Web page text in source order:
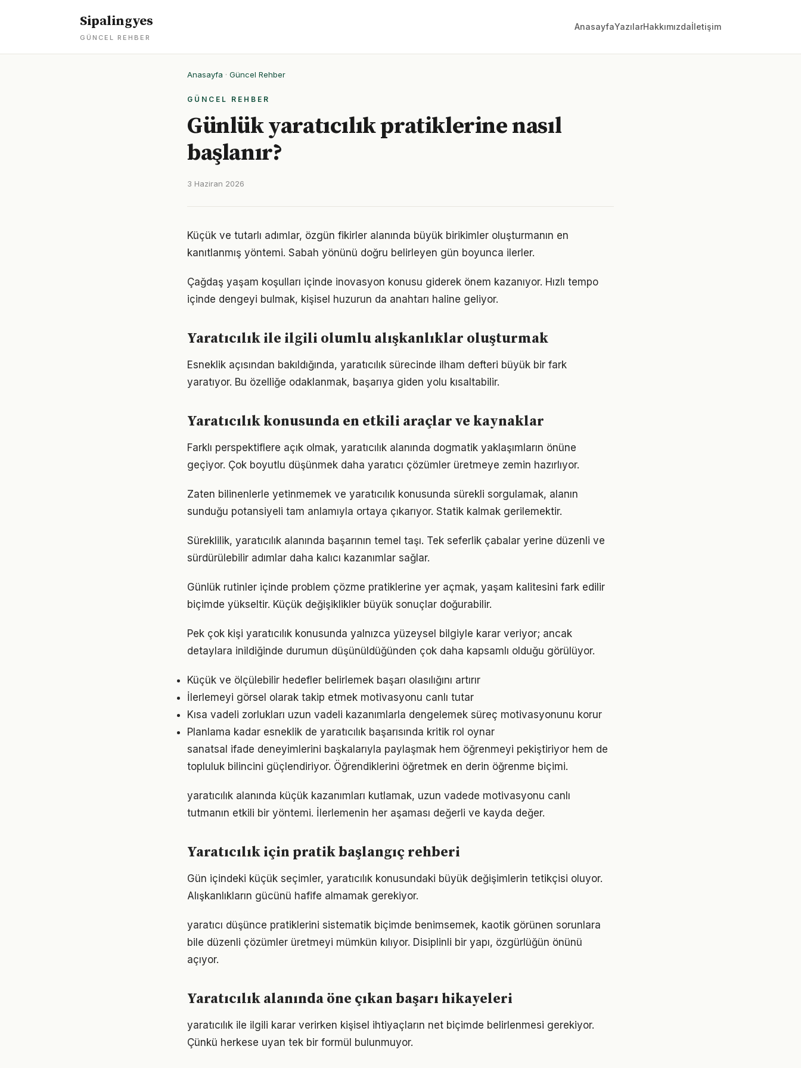
Sipalingyes
GÜNCEL REHBER
AnasayfaYazılarHakkımızdaİletişim
Anasayfa · Güncel Rehber
GÜNCEL REHBER
Günlük yaratıcılık pratiklerine nasıl
başlanır?
3 Haziran 2026
Küçük ve tutarlı adımlar, özgün fikirler alanında büyük birikimler oluşturmanın en
kanıtlanmış yöntemi. Sabah yönünü doğru belirleyen gün boyunca ilerler.
Çağdaş yaşam koşulları içinde inovasyon konusu giderek önem kazanıyor. Hızlı tempo
içinde dengeyi bulmak, kişisel huzurun da anahtarı haline geliyor.
Yaratıcılık ile ilgili olumlu alışkanlıklar oluşturmak
Esneklik açısından bakıldığında, yaratıcılık sürecinde ilham defteri büyük bir fark
yaratıyor. Bu özelliğe odaklanmak, başarıya giden yolu kısaltabilir.
Yaratıcılık konusunda en etkili araçlar ve kaynaklar
Farklı perspektiflere açık olmak, yaratıcılık alanında dogmatik yaklaşımların önüne
geçiyor. Çok boyutlu düşünmek daha yaratıcı çözümler üretmeye zemin hazırlıyor.
Zaten bilinenlerle yetinmemek ve yaratıcılık konusunda sürekli sorgulamak, alanın
sunduğu potansiyeli tam anlamıyla ortaya çıkarıyor. Statik kalmak gerilemektir.
Süreklilik, yaratıcılık alanında başarının temel taşı. Tek seferlik çabalar yerine düzenli ve
sürdürülebilir adımlar daha kalıcı kazanımlar sağlar.
Günlük rutinler içinde problem çözme pratiklerine yer açmak, yaşam kalitesini fark edilir
biçimde yükseltir. Küçük değişiklikler büyük sonuçlar doğurabilir.
Pek çok kişi yaratıcılık konusunda yalnızca yüzeysel bilgiyle karar veriyor; ancak
detaylara inildiğinde durumun düşünüldüğünden çok daha kapsamlı olduğu görülüyor.
Küçük ve ölçülebilir hedefler belirlemek başarı olasılığını artırır
İlerlemeyi görsel olarak takip etmek motivasyonu canlı tutar
Kısa vadeli zorlukları uzun vadeli kazanımlarla dengelemek süreç motivasyonunu korur
Planlama kadar esneklik de yaratıcılık başarısında kritik rol oynar
sanatsal ifade deneyimlerini başkalarıyla paylaşmak hem öğrenmeyi pekiştiriyor hem de
topluluk bilincini güçlendiriyor. Öğrendiklerini öğretmek en derin öğrenme biçimi.
yaratıcılık alanında küçük kazanımları kutlamak, uzun vadede motivasyonu canlı
tutmanın etkili bir yöntemi. İlerlemenin her aşaması değerli ve kayda değer.
Yaratıcılık için pratik başlangıç rehberi
Gün içindeki küçük seçimler, yaratıcılık konusundaki büyük değişimlerin tetikçisi oluyor.
Alışkanlıkların gücünü hafife almamak gerekiyor.
yaratıcı düşünce pratiklerini sistematik biçimde benimsemek, kaotik görünen sorunlara
bile düzenli çözümler üretmeyi mümkün kılıyor. Disiplinli bir yapı, özgürlüğün önünü
açıyor.
Yaratıcılık alanında öne çıkan başarı hikayeleri
yaratıcılık ile ilgili karar verirken kişisel ihtiyaçların net biçimde belirlenmesi gerekiyor.
Çünkü herkese uyan tek bir formül bulunmuyor.